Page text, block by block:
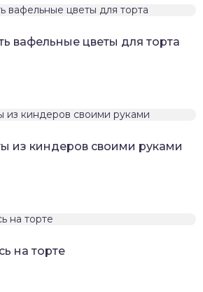
вафельные цветы для торта
из киндеров своими руками
на торте